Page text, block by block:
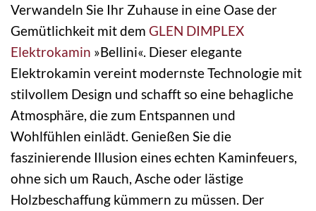
Verwandeln Sie Ihr Zuhause in eine Oase der
Gemütlichkeit mit dem GLEN DIMPLEX
Elektrokamin »Bellini«. Dieser elegante
Elektrokamin vereint modernste Technologie mit
stilvollem Design und schafft so eine behagliche
Atmosphäre, die zum Entspannen und
Wohlfühlen einlädt. Genießen Sie die
faszinierende Illusion eines echten Kaminfeuers,
ohne sich um Rauch, Asche oder lästige
Holzbeschaffung kümmern zu müssen. Der